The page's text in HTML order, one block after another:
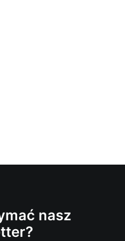
nasz